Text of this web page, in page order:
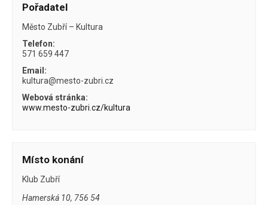
Pořadatel
Město Zubří – Kultura
Telefon:
571 659 447
Email:
kultura@mesto-zubri.cz
Webová stránka:
www.mesto-zubri.cz/kultura
Místo konání
Klub Zubří
Hamerská 10, 756 54